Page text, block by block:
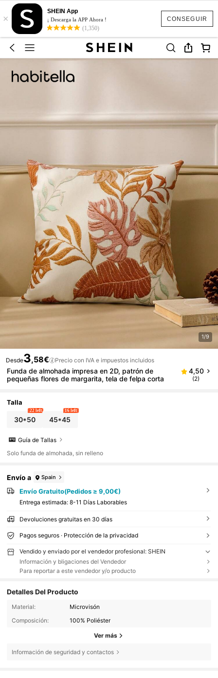
CONSEGUIR
×
SHEIN App
¡ Descarga la APP Ahora !
(1,350)
1/9
Desde3,58€ Precio con IVA e impuestos incluidos
Funda de almohada impresa en 2D, patrón de
pequeñas flores de margarita, tela de felpa corta
4,50
(2)
Talla
30*50
22 left
45*45
16 left
Guía de Tallas
Solo funda de almohada, sin relleno
Envío a Spain
Envío Gratuito(Pedidos ≥ 9,00€)
Entrega estimada: 8-11 Días Laborables
Devoluciones gratuitas en 30 días
Pagos seguros · Protección de la privacidad
Vendido y enviado por el vendedor profesional: SHEIN
Información y bligaciones del Vendedor
Para reportar a este vendedor y/o producto
Detalles Del Producto
Material:
Microvisón
Composición:
100% Poliéster
Ver más
Información de seguridad y contactos